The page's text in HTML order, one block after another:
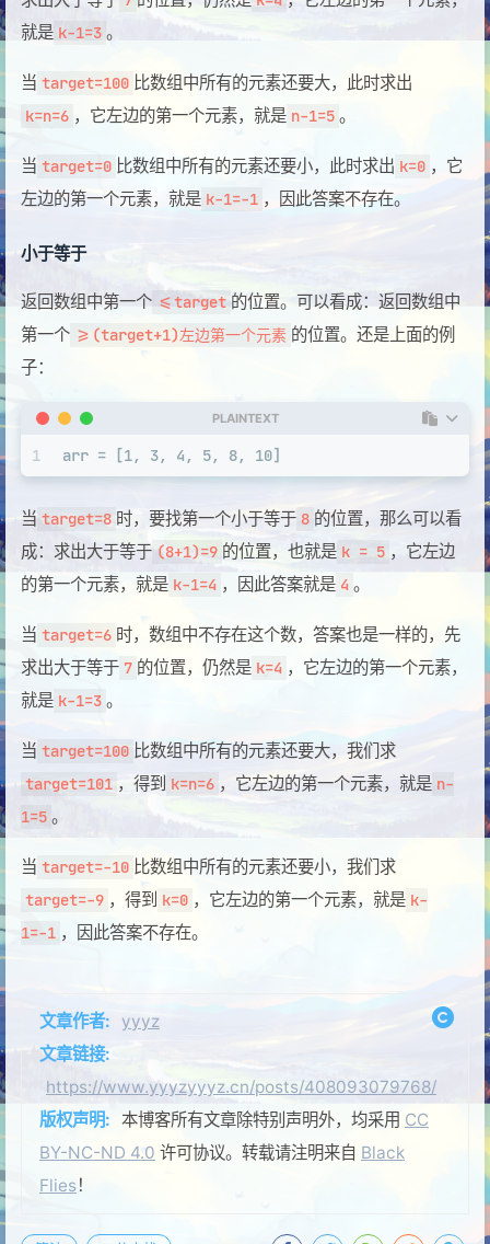
就是 k-1=3 。
当 target=100 比数组中所有的元素还要大，此时求出
k=n=6 ，它左边的第一个元素，就是 n-1=5 。
当 target=0 比数组中所有的元素还要小，此时求出 k=0 ，它
左边的第一个元素，就是 k-1=-1 ，因此答案不存在。
小于等于
返回数组中第一个 <=target 的位置。可以看成：返回数组中
第一个 >=(target+1)左边第一个元素 的位置。还是上面的例
子：
PLAINTEXT
1 arr = [1, 3, 4, 5, 8, 10]
当 target=8 时，要找第一个小于等于 8 的位置，那么可以看
成：求出大于等于 (8+1)=9 的位置，也就是 k = 5 ，它左边
的第一个元素，就是 k-1=4 ，因此答案就是 4 。
当 target=6 时，数组中不存在这个数，答案也是一样的，先
求出大于等于 7 的位置，仍然是 k=4 ，它左边的第一个元素，
就是 k-1=3 。
当 target=100 比数组中所有的元素还要大，我们求
target=101 ，得到 k=n=6 ，它左边的第一个元素，就是 n-
1=5 。
当 target=-10 比数组中所有的元素还要小，我们求
target=-9 ，得到 k=0 ，它左边的第一个元素，就是 k-
1=-1 ，因此答案不存在。
文章作者:
yyyz
文章链接:
https://www.yyyzyyyz.cn/posts/408093079768/
版权声明: 本博客所有文章除特别声明外，均采用 CC
BY-NC-ND 4.0 许可协议。转载请注明来自 Black
Flies！